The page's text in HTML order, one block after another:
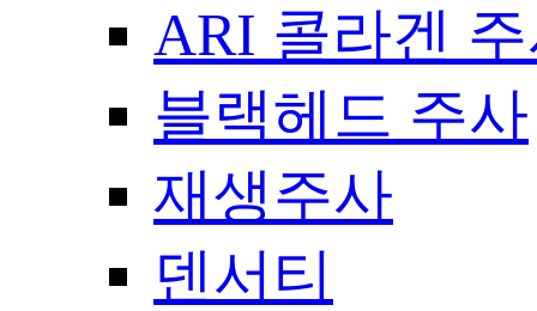
ARI 콜라겐
블랙헤드 주사
재생주사
덴서티